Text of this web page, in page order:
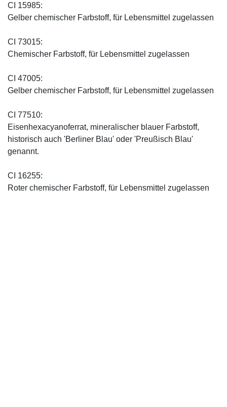
CI 15985:
Gelber chemischer Farbstoff, für Lebensmittel zugelassen
CI 73015:
Chemischer Farbstoff, für Lebensmittel zugelassen
CI 47005:
Gelber chemischer Farbstoff, für Lebensmittel zugelassen
CI 77510:
Eisenhexacyanoferrat, mineralischer blauer Farbstoff,
historisch auch 'Berliner Blau' oder 'Preußisch Blau'
genannt.
CI 16255:
Roter chemischer Farbstoff, für Lebensmittel zugelassen